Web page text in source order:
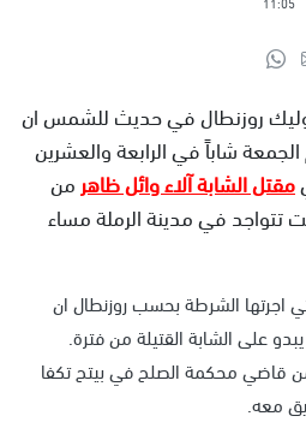
روزنطال في حديث للشمس ان
شاباً في الرابعة والعشرين
مقتل الشابة آلاء وائل ظاهر من
تتواجد في مدينة الرملة مساء
اجرتها الشرطة بحسب روزنطال ان
على الشابة القتيلة من فترة.
قاضي محكمة الصلح في بيتح تكفا
معه.